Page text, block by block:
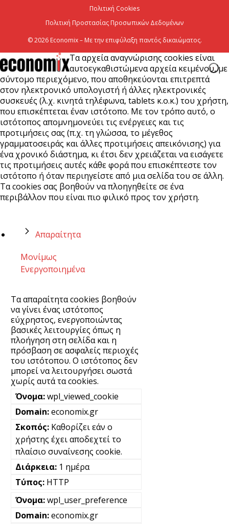
Χρίστος Δήμας: Προχωρoύν δύο πολύ σημαντικά
αρδευτικά έργα σε Νεστόριο και Σελλάνα
5 Αυγούστου 2026
Πολιτική Cookies
Πολιτική Προστασίας Προσωπικών Δεδομένων
© 2026 Economix – Με την επιφύλαξη παντός δικαιώματος.
Τα αρχεία αναγνώρισης cookies είναι
αυτοεγκαθιστώμενα αρχεία κειμένου, με
σύντομο περιεχόμενο, που αποθηκεύονται επιτρεπτά
στον ηλεκτρονικό υπολογιστή ή άλλες ηλεκτρονικές
συσκευές (λ.χ. κινητά τηλέφωνα, tablets κ.ο.κ.) του χρήστη,
που επισκέπτεται έναν ιστότοπο. Με τον τρόπο αυτό, ο
ιστότοπος απομνημονεύει τις ενέργειες και τις
προτιμήσεις σας (π.χ. τη γλώσσα, το μέγεθος
γραμματοσειράς και άλλες προτιμήσεις απεικόνισης) για
ένα χρονικό διάστημα, κι έτσι δεν χρειάζεται να εισάγετε
τις προτιμήσεις αυτές κάθε φορά που επισκέπτεστε τον
ιστότοπο ή όταν περιηγείστε από μια σελίδα του σε άλλη.
Τα cookies σας βοηθούν να πλοηγηθείτε σε ένα
περιβάλλον που είναι πιο φιλικό προς τον χρήστη.
Απαραίτητα
Μονίμως
Ενεργοποιημένα
Τα απαραίτητα cookies βοηθούν
να γίνει ένας ιστότοπος
εύχρηστος, ενεργοποιώντας
βασικές λειτουργίες όπως η
πλοήγηση στη σελίδα και η
πρόσβαση σε ασφαλείς περιοχές
του ιστότοπου. Ο ιστότοπος δεν
μπορεί να λειτουργήσει σωστά
χωρίς αυτά τα cookies.
wpl_viewed_cookie
economix.gr
Καθορίζει εάν ο
χρήστης έχει αποδεχτεί το
πλαίσιο συναίνεσης cookie.
1 ημέρα
HTTP
wpl_user_preference
economix.gr